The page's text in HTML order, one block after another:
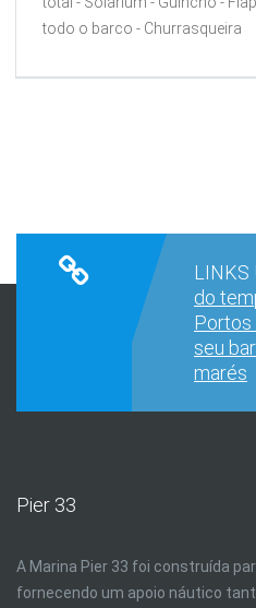
todo o barco - Churrasqueira
do
Portos
seu
marés
Pier 33
A Marina Pier 33 foi construída
fornecendo um apoio náutico